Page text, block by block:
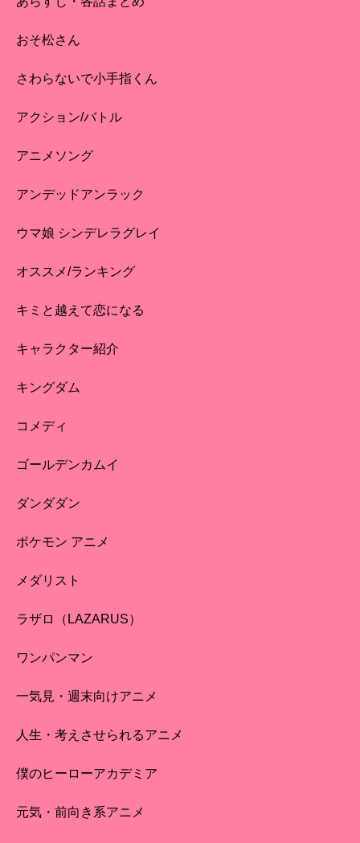
おそ松さん
さわらないで小手指くん
アクション/バトル
アニメソング
アンデッドアンラック
ウマ娘 シンデレラグレイ
オススメ/ランキング
キミと越えて恋になる
キャラクター紹介
キングダム
コメディ
ゴールデンカムイ
ダンダダン
ポケモン アニメ
メダリスト
ラザロ（LAZARUS）
ワンパンマン
一気見・週末向けアニメ
人生・考えさせられるアニメ
僕のヒーローアカデミア
元気・前向き系アニメ